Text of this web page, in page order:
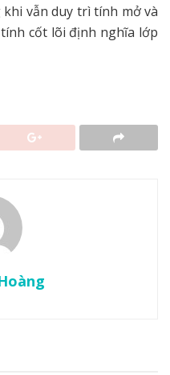
vẫn duy trì tính mở và
cốt lõi định nghĩa lớp